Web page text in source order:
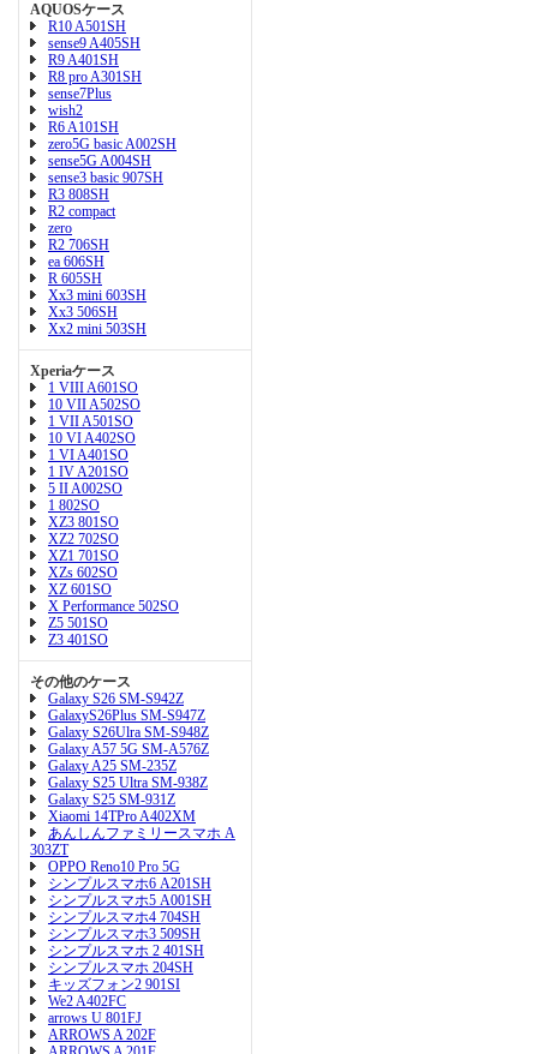
AQUOSケース
R10 A501SH
sense9 A405SH
R9 A401SH
R8 pro A301SH
sense7Plus
wish2
R6 A101SH
zero5G basic A002SH
sense5G A004SH
sense3 basic 907SH
R3 808SH
R2 compact
zero
R2 706SH
ea 606SH
R 605SH
Xx3 mini 603SH
Xx3 506SH
Xx2 mini 503SH
Xperiaケース
1 VIII A601SO
10 VII A502SO
1 VII A501SO
10 VI A402SO
1 VI A401SO
1 IV A201SO
5 II A002SO
1 802SO
XZ3 801SO
XZ2 702SO
XZ1 701SO
XZs 602SO
XZ 601SO
X Performance 502SO
Z5 501SO
Z3 401SO
その他のケース
Galaxy S26 SM-S942Z
GalaxyS26Plus SM-S947Z
Galaxy S26Ulra SM-S948Z
Galaxy A57 5G SM-A576Z
Galaxy A25 SM-235Z
Galaxy S25 Ultra SM-938Z
Galaxy S25 SM-931Z
Xiaomi 14TPro A402XM
あんしんファミリースマホ A
303ZT
OPPO Reno10 Pro 5G
シンプルスマホ6 A201SH
シンプルスマホ5 A001SH
シンプルスマホ4 704SH
シンプルスマホ3 509SH
シンプルスマホ 2 401SH
シンプルスマホ 204SH
キッズフォン2 901SI
We2 A402FC
arrows U 801FJ
ARROWS A 202F